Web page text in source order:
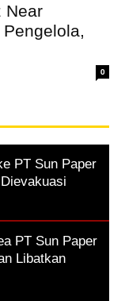
Near
0
PT Sun Paper
PT Sun Paper
Libatkan